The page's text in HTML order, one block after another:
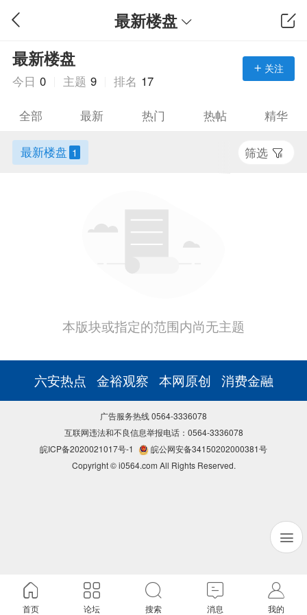
最新楼盘
关注
最新楼盘
今日 0 主题 9 排名 17
全部 最新 热门 热帖 精华
筛选
最新楼盘 1
本版块或指定的范围内尚无主题
首页 论坛 搜索 消息 我的
六安热点 金裕观察 本网原创 消费金融
广告服务热线 0564-3336078
互联网违法和不良信息举报电话：0564-3336078
皖ICP备2020021017号-1
皖公网安备34150202000381号
Copyright © i0564.com All Rights Reserved.